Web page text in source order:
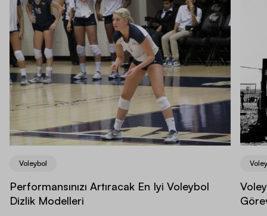
Voleybol
Performansınızı Artıracak En Iyi Voleybol
Dizlik Modelleri